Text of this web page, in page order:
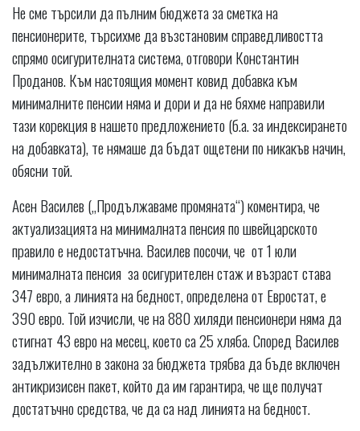
Не сме търсили да пълним бюджета за сметка на
пенсионерите, търсихме да възстановим справедливостта
спрямо осигурителната система, отговори Константин
Проданов. Към настоящия момент ковид добавка към
минималните пенсии няма и дори и да не бяхме направили
тази корекция в нашето предложението (б.а. за индексирането
на добавката), те нямаше да бъдат ощетени по никакъв начин,
обясни той.
Асен Василев („Продължаваме промяната“) коментира, че
актуализацията на минималната пенсия по швейцарското
правило е недостатъчна. Василев посочи, че от 1 юли
минималната пенсия за осигурителен стаж и възраст става
347 евро, а линията на бедност, определена от Евростат, е
390 евро. Той изчисли, че на 880 хиляди пенсионери няма да
стигнат 43 евро на месец, което са 25 хляба. Според Василев
задължително в закона за бюджета трябва да бъде включен
антикризисен пакет, който да им гарантира, че ще получат
достатъчно средства, че да са над линията на бедност.